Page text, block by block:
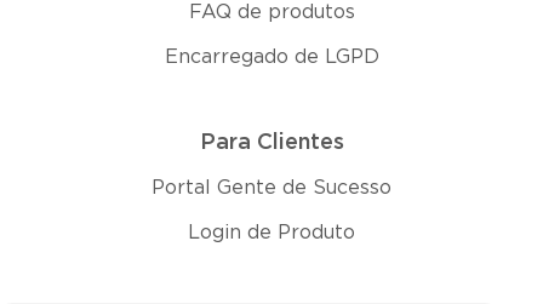
FAQ de produtos
Encarregado de LGPD
Para Clientes
Portal Gente de Sucesso
Login de Produto